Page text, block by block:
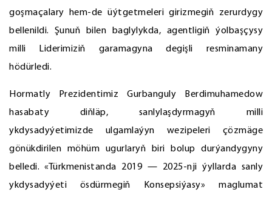
goşmaçalary hem-de üýtgetmeleri girizmegiň zerurdygy
bellenildi. Şunuň bilen baglylykda, agentligiň ýolbaşçysy
milli Liderimiziň garamagyna degişli resminamany
hödürledi.
Hormatly Prezidentimiz Gurbanguly Berdimuhamedow
hasabaty diňläp, sanlylaşdyrmagyň milli
ykdysadyýetimizde ulgamlaýyn wezipeleri çözmäge
gönükdirilen möhüm ugurlaryň biri bolup durýandygyny
belledi. «Türkmenistanda 2019 — 2025-nji ýyllarda sanly
ykdysadyýeti ösdürmegiň Konsepsiýasy» maglumat